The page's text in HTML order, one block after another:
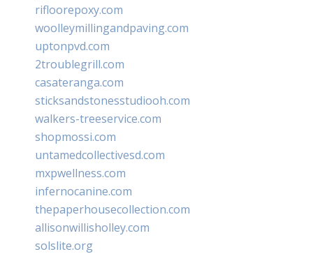
rifloorepoxy.com
woolleymillingandpaving.com
uptonpvd.com
2troublegrill.com
casateranga.com
sticksandstonesstudiooh.com
walkers-treeservice.com
shopmossi.com
untamedcollectivesd.com
mxpwellness.com
infernocanine.com
thepaperhousecollection.com
allisonwillisholley.com
solslite.org